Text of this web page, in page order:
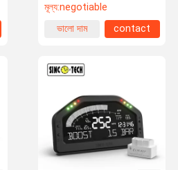
মূল্য:negotiable
ভালো দাম
contact